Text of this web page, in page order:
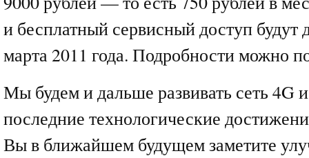
и бесплатный сервисный доступ будут
марта 2011 года. Подробности можно
Мы будем и дальше развивать сеть 4G
последние технологические
Вы в ближайшем будущем заметите